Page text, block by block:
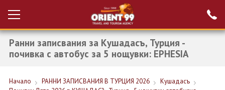
Вход за агенти
Проверка на
резервация
Ранни записвания за Кушадасъ, Турция -
почивка с автобус за 5 нощувки: EPHESIA
Начало РАННИ ЗАПИСВАНИЯ В ТУРЦИЯ 2026
Кушадасъ